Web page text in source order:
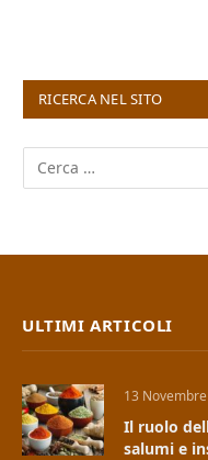
RICERCA NEL SITO
ULTIMI ARTICOLI
13
Il ruolo
salumi e